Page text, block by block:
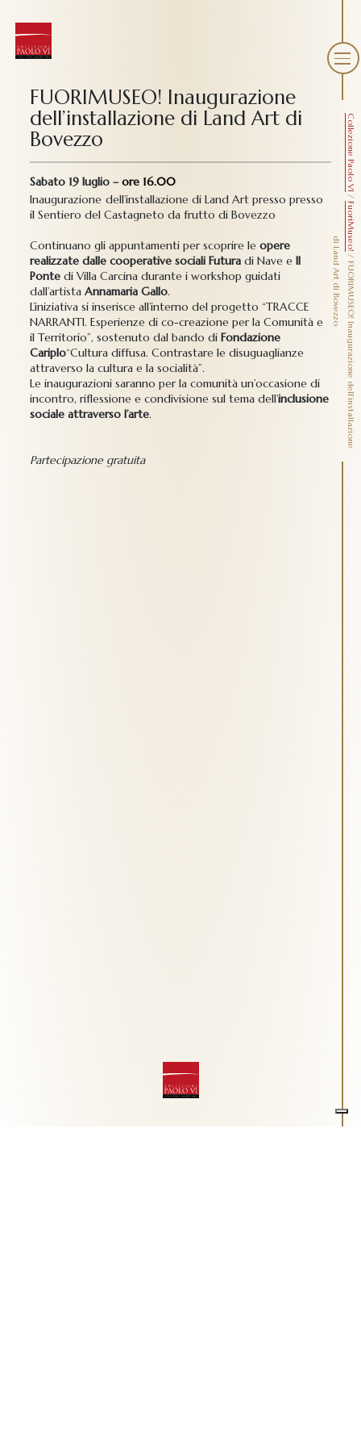
Collezione Paolo VI
/
FuoriMuseo!
/
F
U
O
R
I
M
U
S
E
O
!
I
n
a
u
g
u
r
a
z
i
o
n
e
d
e
l
l
’i
n
s
t
a
l
l
a
z
i
o
n
e
di
L
a
n
d
A
r
t
d
i
B
o
v
e
z
z
o
FUORIMUSEO! Inaugurazione
dell’installazione di Land Art di
Bovezzo
Sabato 19 luglio –ore 16.00
Inaugurazione dell’installazione di Land Art presso presso
il Sentiero del Castagneto da frutto di Bovezzo
Continuano gli appuntamenti per scoprire leopere
realizzate dalle cooperative sociali Futura di Nave eIl
Ponte di Villa Carcina durante i workshop guidati
dall’artistaAnnamaria Gallo.
L’iniziativa si inserisce all’interno del progetto “TRACCE
NARRANTI. Esperienze di co-creazione per la Comunità e
il Territorio”, sostenuto dal bando diFondazione
Cariplo“Cultura diffusa. Contrastare le disuguaglianze
attraverso la cultura e la socialità”.
Le inaugurazioni saranno per la comunità un’occasione di
incontro, riflessione e condivisione sul tema dell’inclusione
sociale attraverso l’arte.
Partecipazione gratuita